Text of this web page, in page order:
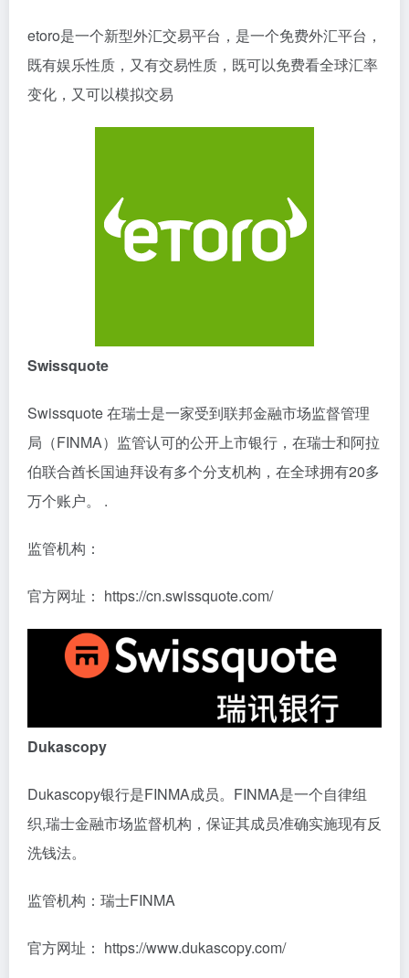
etoro是一个新型外汇交易平台，是一个免费外汇平台，
既有娱乐性质，又有交易性质，既可以免费看全球汇率
变化，又可以模拟交易
Swissquote
Swissquote 在瑞士是一家受到联邦金融市场监督管理
局（FINMA）监管认可的公开上市银行，在瑞士和阿拉
伯联合酋长国迪拜设有多个分支机构，在全球拥有20多
万个账户。 .
监管机构：
官方网址： https://cn.swissquote.com/
Dukascopy
Dukascopy银行是FINMA成员。FINMA是一个自律组
织,瑞士金融市场监督机构，保证其成员准确实施现有反
洗钱法。
监管机构：瑞士FINMA
官方网址： https://www.dukascopy.com/